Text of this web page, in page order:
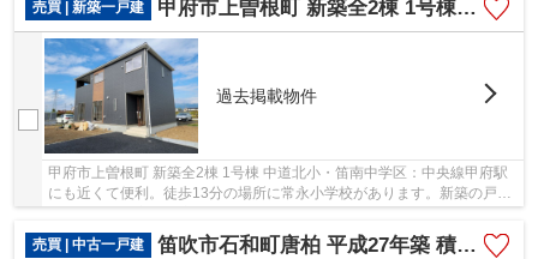
売買 | 新築一戸建
甲府市上曽根町 新築全2棟 1号棟 中道北小・笛南中学区
過去掲載物件
甲府市上曽根町 新築全2棟 1号棟 中道北小・笛南中学区：中央線甲府駅
にも近くて便利。徒歩13分の場所に常永小学校があります。新築の戸建
売買 | 中古一戸建
笛吹市石和町唐柏 平成27年築 積水ハウス施工 敷地159坪